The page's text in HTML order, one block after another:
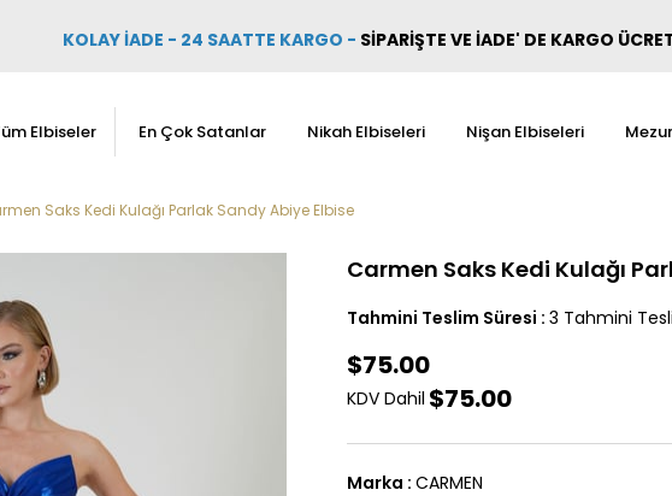
KOLAY İADE - 24 SAATTE KARGO - SİPARİŞTE VE İADE' DE KARGO
Elbiseler En Çok Satanlar Nikah Elbiseleri Nişan Elbiseleri
Saks Kedi Kulağı Parlak Sandy Abiye Elbise
Carmen Saks Kedi Kulağı
Tahmini Teslim Süresi : 3 Tahmini
$75.00
KDV Dahil $75.00
Marka : CARMEN